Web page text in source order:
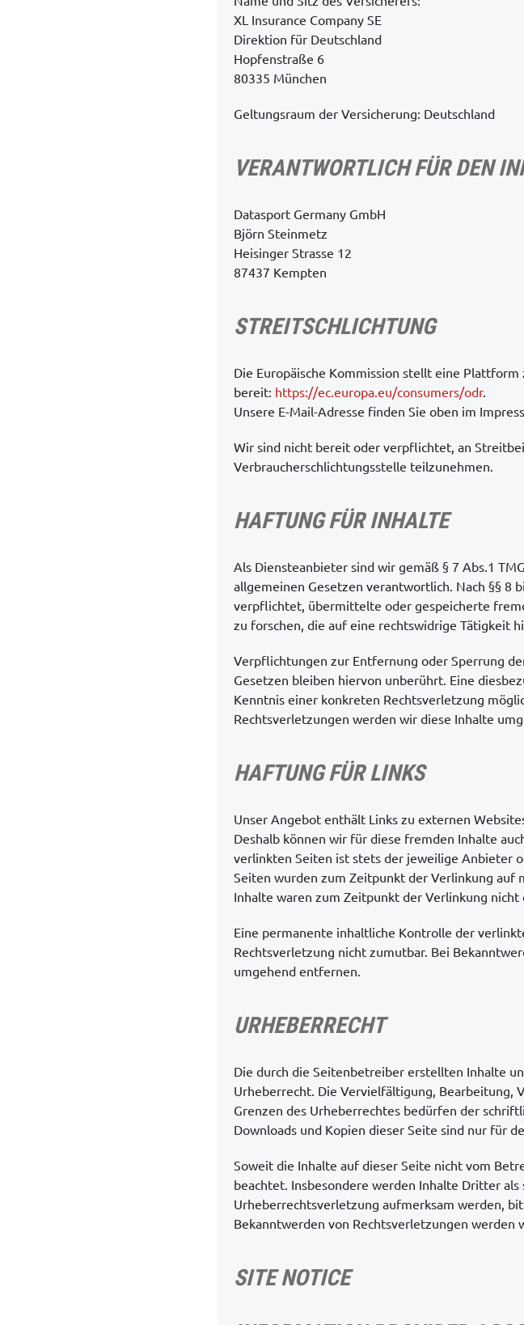
XL Insurance Company SE
Direktion für Deutschland
Hopfenstraße 6
80335 München
Geltungsraum der Versicherung: Deutschland
VERANTWORTLICH FÜR DEN
Datasport Germany GmbH
Björn Steinmetz
Heisinger Strasse 12
87437 Kempten
STREITSCHLICHTUNG
Die Europäische Kommission stellt eine
bereit: https://ec.europa.eu/consumers/odr.
Unsere E-Mail-Adresse finden Sie oben im
Wir sind nicht bereit oder verpflichtet, an
Verbraucherschlichtungsstelle teilzunehmen.
HAFTUNG FÜR INHALTE
Als Diensteanbieter sind wir gemäß § 7 Abs.1
allgemeinen Gesetzen verantwortlich. Nach §§ 8
verpflichtet, übermittelte oder gespeicherte
zu forschen, die auf eine rechtswidrige Tätigkeit
Verpflichtungen zur Entfernung oder Sperrung
Gesetzen bleiben hiervon unberührt. Eine
Kenntnis einer konkreten Rechtsverletzung
Rechtsverletzungen werden wir diese Inhalte
HAFTUNG FÜR LINKS
Unser Angebot enthält Links zu externen
Deshalb können wir für diese fremden Inhalte
verlinkten Seiten ist stets der jeweilige Anbieter
Seiten wurden zum Zeitpunkt der Verlinkung auf
Inhalte waren zum Zeitpunkt der Verlinkung nicht
Eine permanente inhaltliche Kontrolle der
Rechtsverletzung nicht zumutbar. Bei
umgehend entfernen.
URHEBERRECHT
Die durch die Seitenbetreiber erstellten Inhalte
Urheberrecht. Die Vervielfältigung, Bearbeitung,
Grenzen des Urheberrechtes bedürfen der
Downloads und Kopien dieser Seite sind nur für
Soweit die Inhalte auf dieser Seite nicht vom
beachtet. Insbesondere werden Inhalte Dritter
Urheberrechtsverletzung aufmerksam werden,
Bekanntwerden von Rechtsverletzungen
SITE NOTICE